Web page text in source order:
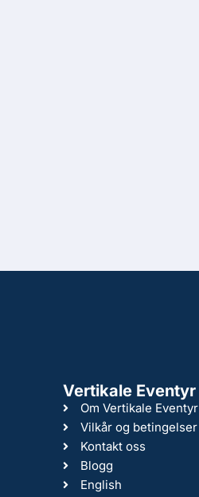
Vertikale Eventyr
Om Vertikale Eventyr
Vilkår og betingelser
Kontakt oss
Blogg
English